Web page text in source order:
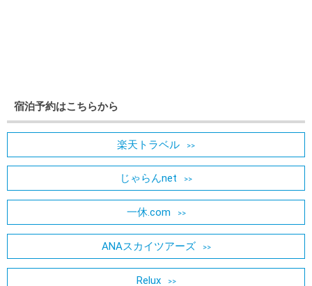
宿泊予約はこちらから
楽天トラベル
じゃらんnet
一休.com
ANAスカイツアーズ
Relux